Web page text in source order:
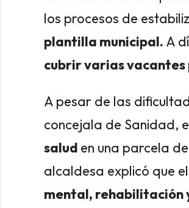
los procesos de
plantilla municipal. A
cubrir varias vacantes
A pesar de las
concejala de Sanidad,
salud en una parcela
alcaldesa explicó que
mental, rehabilitación